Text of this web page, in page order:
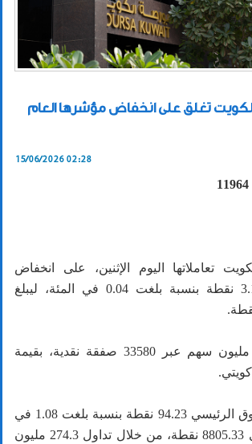
تغلق على انخفاض مؤشرها العام
15/06/2026 02:28
11964
تعاملاتها اليوم الإثنين، على انخفاض
مؤشرها العام 3.13 نقطة بنسبة بلغت 0.04 في المئة، ليبلغ
وتم تداول 530.8 مليون سهم عبر 33580 صفقة نقدية، بقيمة
وارتفع مؤشر السوق الرئيسي 94.23 نقطة بنسبة بلغت 1.08 في
المئة ليبلغ مستوى 8805.33 نقطة، من خلال تداول 274.3 مليون